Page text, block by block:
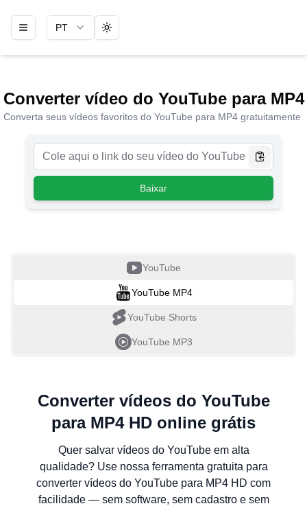
PT
Toggle theme
Converter vídeo do YouTube para MP4
Converta seus vídeos favoritos do YouTube para MP4 gratuitamente
Baixar
YouTube
YouTube MP4
YouTube Shorts
YouTube MP3
Converter vídeos do YouTube
para MP4 HD online grátis
Quer salvar vídeos do YouTube em alta
qualidade? Use nossa ferramenta gratuita para
converter vídeos do YouTube para MP4 HD com
facilidade — sem software, sem cadastro e sem